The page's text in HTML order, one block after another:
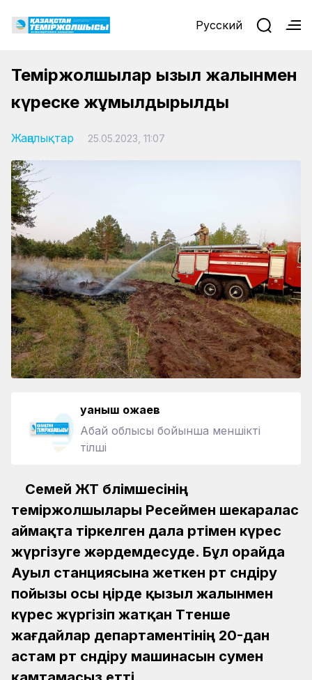
Русский
Теміржолшылар қызыл жалынмен
күреске жұмылдырылды
Жаңалықтар 25.05.2023, 11:07
Қуаныш Қожаев
Абай облысы бойынша меншікті
тілші
Семей ЖТ бөлімшесінің
теміржолшылары Ресеймен шекаралас
аймақта тіркелген дала өртімен күрес
жүргізуге жәрдемдесуде. Бұл орайда
Ауыл станциясына жеткен өрт сөндіру
пойызы осы өңірде қызыл жалынмен
күрес жүргізіп жатқан Төтенше
жағдайлар департаментінің 20-дан
астам өрт сөндіру машинасын сумен